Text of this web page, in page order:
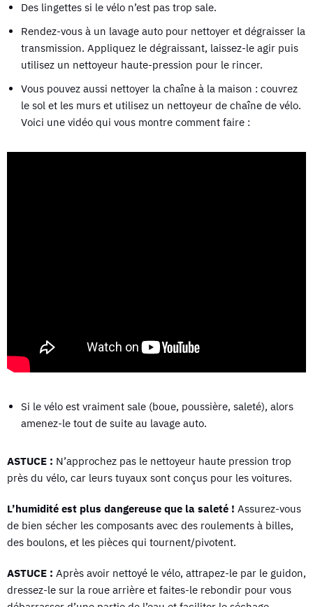
Des lingettes si le vélo n’est pas trop sale.
Rendez-vous à un lavage auto pour nettoyer et dégraisser la
transmission. Appliquez le dégraissant, laissez-le agir puis
utilisez un nettoyeur haute-pression pour le rincer.
Vous pouvez aussi nettoyer la chaîne à la maison : couvrez
le sol et les murs et utilisez un nettoyeur de chaîne de vélo.
Voici une vidéo qui vous montre comment faire :
Si le vélo est vraiment sale (boue, poussière, saleté), alors
amenez-le tout de suite au lavage auto.
ASTUCE : N’approchez pas le nettoyeur haute pression trop
près du vélo, car leurs tuyaux sont conçus pour les voitures.
L’humidité est plus dangereuse que la saleté ! Assurez-vous
de bien sécher les composants avec des roulements à billes,
des boulons, et les pièces qui tournent/pivotent.
ASTUCE : Après avoir nettoyé le vélo, attrapez-le par le guidon,
dressez-le sur la roue arrière et faites-le rebondir pour vous